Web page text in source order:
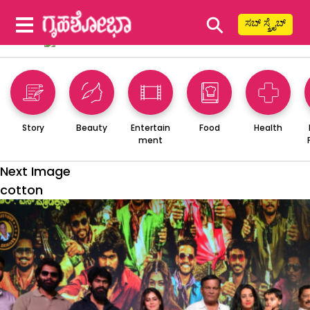
⚲ ಸಬ್ ಸ್ಕ್ರೈಬ್
Story Beauty
Entertain
ment
Food Health
Next Image
cotton